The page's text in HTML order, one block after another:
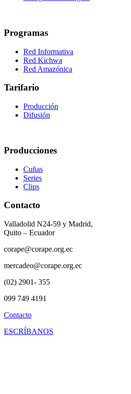
Programas
Red Informativa
Red Kichwa
Red Amazónica
Tarifario
Producción
Difusión
Producciones
Cuñas
Series
Clips
Contacto
Valladolid N24-59 y Madrid,
Quito – Ecuador
corape@corape.org.ec
mercadeo@corape.org.ec
(02) 2901- 355
099 749 4191
Contacto
ESCRÍBANOS